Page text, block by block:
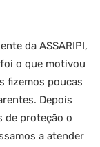
da ASSARIPI,
o que motivou
fizemos poucas
Depois
de proteção o
a atender